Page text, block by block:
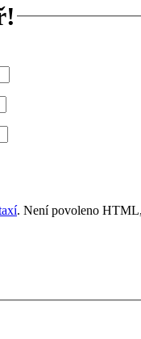
. Není povoleno